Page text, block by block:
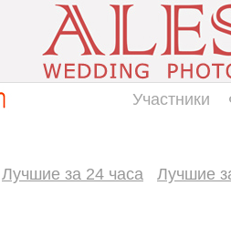
Участники
Лучшие за 24 часа Лучшие